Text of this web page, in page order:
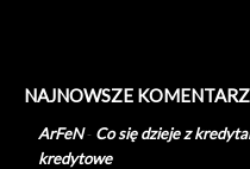
NAJNOWSZE
ArFeN- Co się dzieje z
kredytowe